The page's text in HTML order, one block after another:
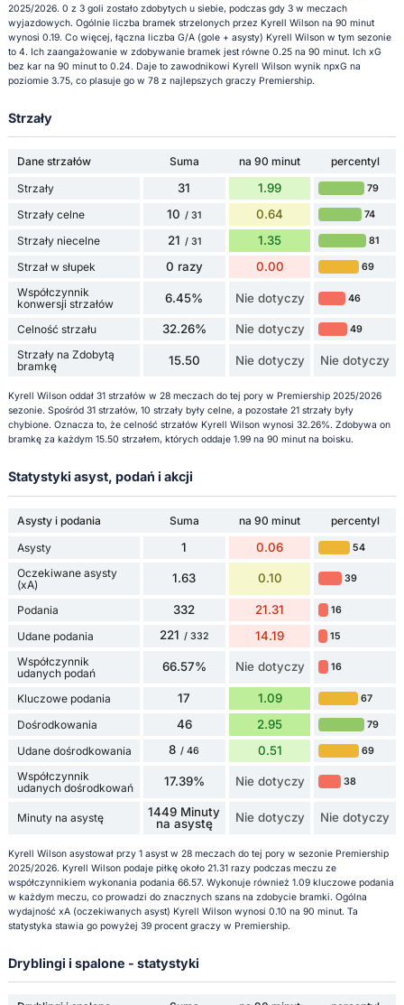
2025/2026. 0 z 3 goli zostało zdobytych u siebie, podczas gdy 3 w meczach
wyjazdowych. Ogólnie liczba bramek strzelonych przez Kyrell Wilson na 90 minut
wynosi 0.19. Co więcej, łączna liczba G/A (gole + asysty) Kyrell Wilson w tym sezonie
to 4. Ich zaangażowanie w zdobywanie bramek jest równe 0.25 na 90 minut. Ich xG
bez kar na 90 minut to 0.24. Daje to zawodnikowi Kyrell Wilson wynik npxG na
poziomie 3.75, co plasuje go w 78 z najlepszych graczy Premiership.
Strzały
Dane strzałów Suma na 90 minut
percentyl
Strzały
31 1.99 79
Strzały celne 10 / 31 0.64 74
Strzały niecelne 21 / 31 1.35 81
Strzał w słupek 0 razy 0.00 69
Współczynnik
konwersji strzałów
6.45% Nie dotyczy 46
Celność strzału 32.26% Nie dotyczy 49
Strzały na Zdobytą
bramkę
15.50 Nie dotyczy Nie dotyczy
Kyrell Wilson oddał 31 strzałów w 28 meczach do tej pory w Premiership 2025/2026
sezonie. Spośród 31 strzałów, 10 strzały były celne, a pozostałe 21 strzały były
chybione. Oznacza to, że celność strzałów Kyrell Wilson wynosi 32.26%. Zdobywa on
bramkę za każdym 15.50 strzałem, których oddaje 1.99 na 90 minut na boisku.
Statystyki asyst, podań i akcji
Asysty i podania Suma na 90 minut
percentyl
Asysty
1 0.06 54
Oczekiwane asysty
(xA)
1.63 0.10 39
Podania 332 21.31 16
Udane podania 221 / 332 14.19 15
Współczynnik
udanych podań
66.57% Nie dotyczy 16
Kluczowe podania 17 1.09 67
Dośrodkowania 46 2.95 79
Udane dośrodkowania 8 / 46 0.51 69
Współczynnik
udanych dośrodkowań
17.39% Nie dotyczy 38
Minuty na asystę
1449 Minuty
na asystę
Nie dotyczy Nie dotyczy
Kyrell Wilson asystował przy 1 asyst w 28 meczach do tej pory w sezonie Premiership
2025/2026. Kyrell Wilson podaje piłkę około 21.31 razy podczas meczu ze
współczynnikiem wykonania podania 66.57. Wykonuje również 1.09 kluczowe podania
w każdym meczu, co prowadzi do znacznych szans na zdobycie bramki. Ogólna
wydajność xA (oczekiwanych asyst) Kyrell Wilson wynosi 0.10 na 90 minut. Ta
statystyka stawia go powyżej 39 procent graczy w Premiership.
Dryblingi i spalone - statystyki